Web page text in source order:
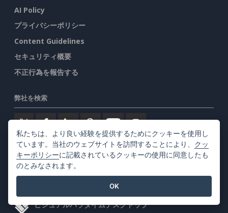
AI Policy
プライバシーポリシー
Content Guidelines
セキュリティ概要
不正行為を報告する
弊社を検索
注目の製品
ビジュアルパラダイム・オンライン
ビジュアルパラダイムデスクトップ
私たちは、より良い経験を提供するためにクッキーを使用し
ています。当社のウェブサイトを訪問することにより、 クッ
キーポリシーに記載されているクッキーの使用に同意したも
のとみなされます。
OK